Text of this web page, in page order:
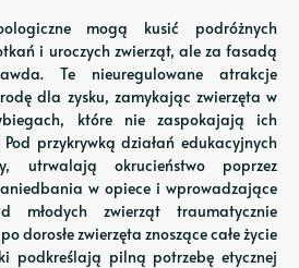
mogą kusić podróżnych
i uroczych zwierząt, ale za fasadą
Te nieuregulowane atrakcje
dla zysku, zamykając zwierzęta w
które nie zaspokajają ich
przykrywką działań edukacyjnych
utrwalają okrucieństwo poprzez
w opiece i wprowadzające
zwierząt traumatycznie
dorosłe zwierzęta znoszące całe życie
podkreślają pilną potrzebę etycznej